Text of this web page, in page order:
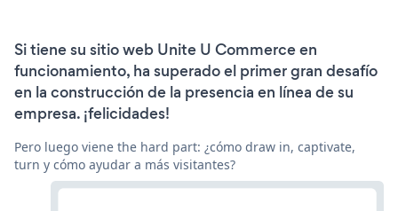
Si tiene su sitio web Unite U Commerce en
funcionamiento, ha superado el primer gran desafío
en la construcción de la presencia en línea de su
empresa. ¡felicidades!
Pero luego viene the hard part: ¿cómo draw in, captivate,
turn y cómo ayudar a más visitantes?